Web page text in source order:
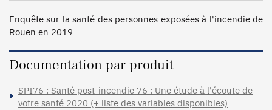
Enquête sur la santé des personnes exposées à l'incendie de
Rouen en 2019
Documentation par produit
SPI76 : Santé post-incendie 76 : Une étude à l'écoute de
votre santé 2020 (+ liste des variables disponibles)